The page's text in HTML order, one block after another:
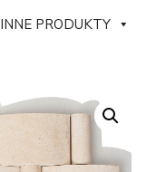
INNE PRODUKTY